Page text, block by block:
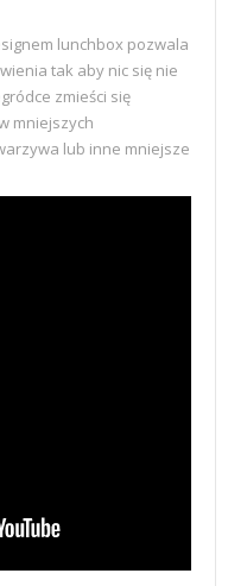
lunchbox pozwala
tak aby nic się nie
zmieści się
mniejszych
lub inne mniejsze